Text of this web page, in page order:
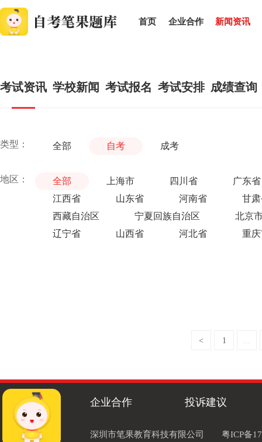
首页 企业合作 新闻资讯
考试资讯 学校新闻 考试报名 考试安排 成绩查询
类型： 全部 自考 成考
地区： 全部 上海市 四川省
广东省
江西省
山东省 河南省
甘
西藏自治区
宁夏回族自治区
北京
辽宁省
山西省 河北省 重
< 1 ...
企业合作 投诉建议
深圳市笔果教育科技有限公司
粤ICP备